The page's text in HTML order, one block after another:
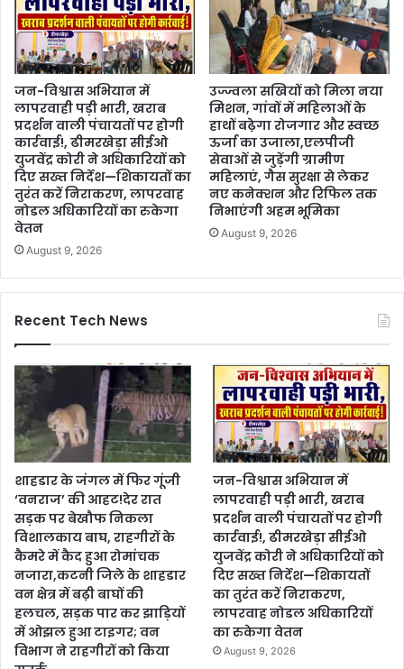
जन-विश्वास अभियान में
लापरवाही पड़ी भारी, खराब
प्रदर्शन वाली पंचायतों पर होगी
कार्रवाई!, ढीमरखेड़ा सीईओ
युजवेंद्र कोरी ने अधिकारियों को
दिए सख्त निर्देश—शिकायतों का
तुरंत करें निराकरण, लापरवाह
नोडल अधिकारियों का रुकेगा
वेतन
August 9, 2026
उज्ज्वला सखियों को मिला नया
मिशन, गांवों में महिलाओं के
हाथों बढ़ेगा रोजगार और स्वच्छ
ऊर्जा का उजाला,एलपीजी
सेवाओं से जुड़ेंगी ग्रामीण
महिलाएं, गैस सुरक्षा से लेकर
नए कनेक्शन और रिफिल तक
निभाएंगी अहम भूमिका
August 9, 2026
Recent Tech News
शाहडार के जंगल में फिर गूंजी
‘वनराज’ की आहट!देर रात
सड़क पर बेखौफ निकला
विशालकाय बाघ, राहगीरों के
कैमरे में कैद हुआ रोमांचक
नजारा,कटनी जिले के शाहडार
वन क्षेत्र में बढ़ी बाघों की
हलचल, सड़क पार कर झाड़ियों
में ओझल हुआ टाइगर; वन
विभाग ने राहगीरों को किया
जन-विश्वास अभियान में
लापरवाही पड़ी भारी, खराब
प्रदर्शन वाली पंचायतों पर होगी
कार्रवाई!, ढीमरखेड़ा सीईओ
युजवेंद्र कोरी ने अधिकारियों को
दिए सख्त निर्देश—शिकायतों
का तुरंत करें निराकरण,
लापरवाह नोडल अधिकारियों
का रुकेगा वेतन
August 9, 2026